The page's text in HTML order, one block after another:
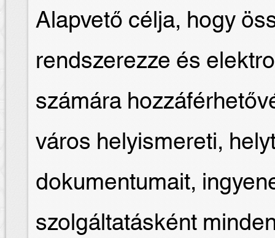
Alapvető célja, hogy
rendszerezze és
számára
város helyismereti,
dokumentumait,
szolgáltatásként